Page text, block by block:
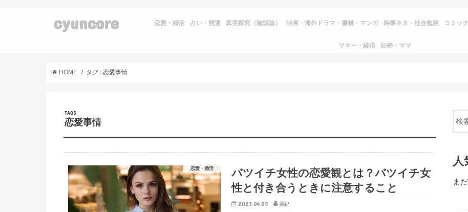
cyuncore 恋愛・婚活 占い・開運 真実探究（陰謀論） 映画・海外ドラマ・書籍・マンガ 時事ネタ・社会勉強 コミッ
マネー・経済 妊婦・ママ
HOME タグ : 恋愛事情
恋愛事情
恋愛・婚活
バツイチ女性の恋愛観とは？バツイチ女
性と付き合うときに注意すること
2023.04.09 美紀
ま